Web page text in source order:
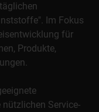
Im Fokus
für
Produkte,
Service-